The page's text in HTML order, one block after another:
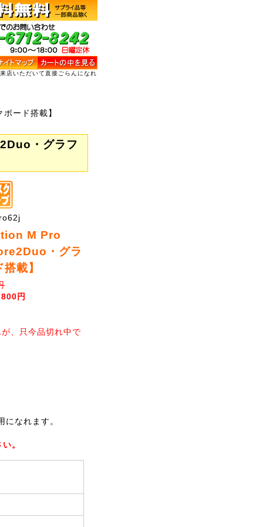
店いただいて直接ごらんになれ
ード搭載】
・グラフ
M Pro
・グラ
載】
円
、只今品切れ中で
なれます。
。